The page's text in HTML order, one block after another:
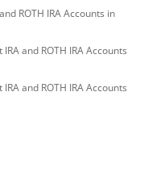
ROTH IRA Accounts in
and ROTH IRA Accounts
and ROTH IRA Accounts